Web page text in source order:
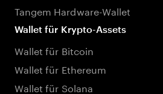
Tangem Hardware-Wallet
Wallet für Krypto-Assets
Wallet für Bitcoin
Wallet für Ethereum
Wallet für Solana